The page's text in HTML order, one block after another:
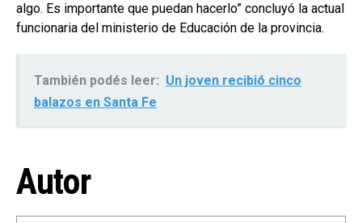
algo. Es importante que puedan hacerlo” concluyó la actual
funcionaria del ministerio de Educación de la provincia.
También podés leer: Un joven recibió cinco
balazos en Santa Fe
Autor